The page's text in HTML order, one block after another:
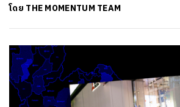
โดย THE MOMENTUM TEAM